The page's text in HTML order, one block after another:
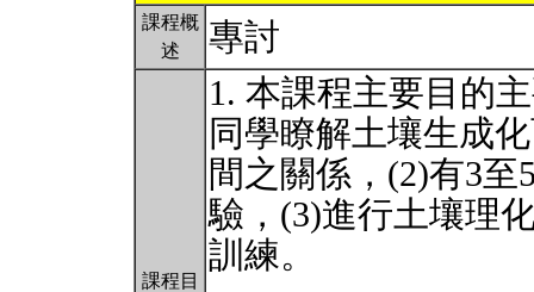
課程概
述
專討
課程目
1. 本課程主要目的
同學瞭解土壤生成
間之關係，(2)有3
驗，(3)進行土壤理
訓練。